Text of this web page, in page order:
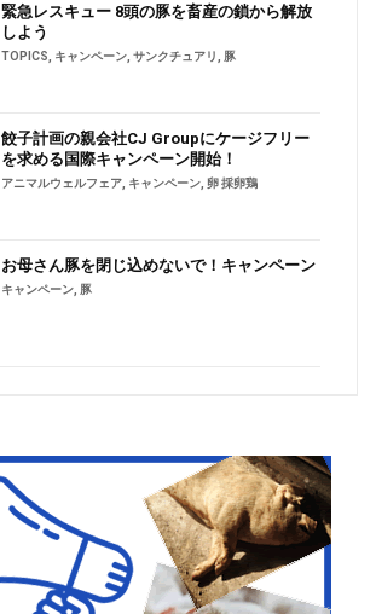
緊急レスキュー 8頭の豚を畜産の鎖から解放
しよう
TOPICS キャンペーン サンクチュアリ 豚
餃子計画の親会社CJ Groupにケージフリー
を求める国際キャンペーン開始！
アニマルウェルフェア キャンペーン 卵 採卵鶏
お母さん豚を閉じ込めないで！キャンペーン
キャンペーン 豚